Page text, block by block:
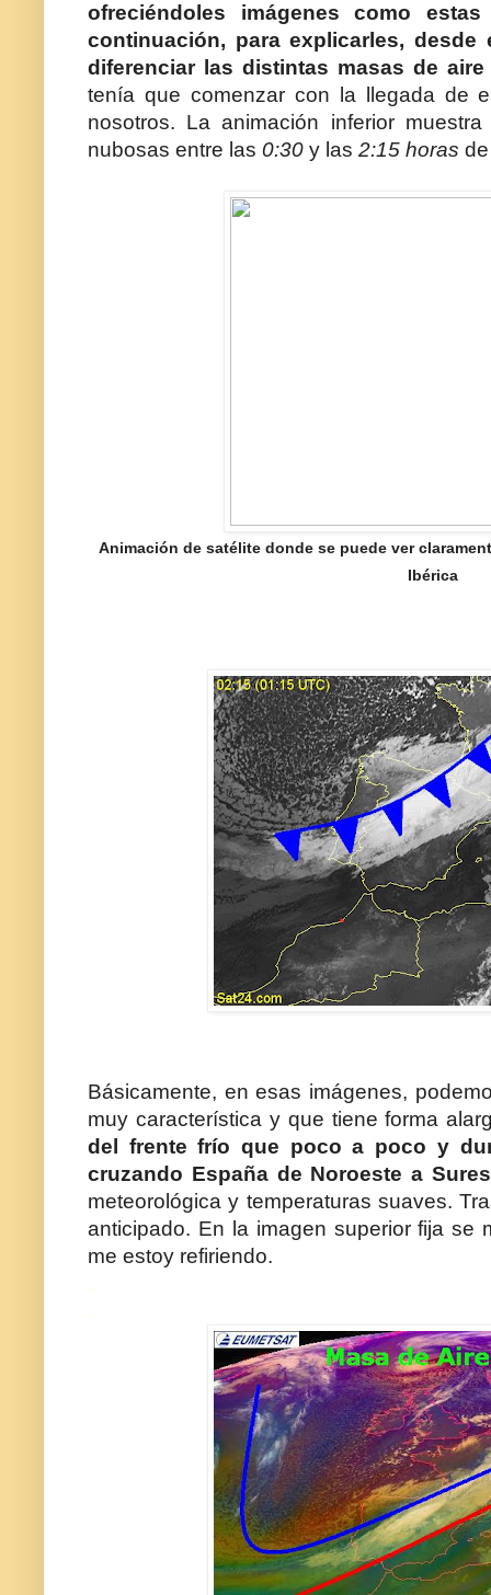
ofreciéndoles imágenes como
continuación, para explicarles,
diferenciar las distintas masas de
tenía que comenzar con la llegada de
nosotros. La animación inferior
nubosas entre las 0:30 y las 2:15 horas
Animación de satélite donde se puede ver
Ibérica
Básicamente, en esas imágenes,
muy característica y que tiene forma
del frente frío que poco a poco y
cruzando España de Noroeste a
meteorológica y temperaturas suaves.
anticipado. En la imagen superior fija se
me estoy refiriendo.
.
.